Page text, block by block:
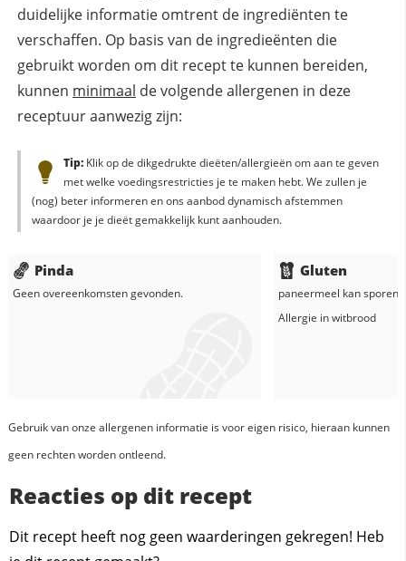
duidelijke informatie omtrent de ingrediënten te
verschaffen. Op basis van de ingredieënten die
gebruikt worden om dit recept te kunnen bereiden,
kunnen minimaal de volgende allergenen in deze
receptuur aanwezig zijn:
Tip:Klik op de dikgedrukte dieëten/allergieën om aan te geven
met welke voedingsrestricties je te maken hebt. We zullen je
(nog) beter informeren en ons aanbod dynamisch afstemmen
waardoor je je dieët gemakkelijk kunt aanhouden.
Pinda
Geen overeenkomsten gevonden.
Gluten
paneermeel kan sporen
Allergie inwitbrood
Gebruik van onze allergenen informatie is voor eigen risico, hieraan kunnen
geen rechten worden ontleend.
Reacties op dit recept
Dit recept heeft nog geen waarderingen gekregen! Heb